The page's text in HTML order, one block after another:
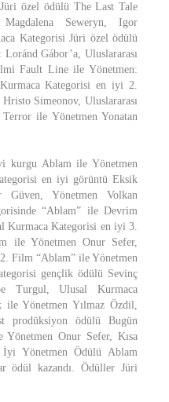
özel ödülü The Last Tale
Seweryn, Igor
Kategorisi Jüri özel ödülü
Gábor’a, Uluslararası
Fault Line ile Yönetmen:
Kategorisi en iyi 2.
Simeonov, Uluslararası
ile Yönetmen Yonatan
kurgu Ablam ile Yönetmen
en iyi görüntü Eksik
Güven, Yönetmen Volkan
“Ablam” ile Devrim
Kurmaca Kategorisi en iyi 3.
ile Yönetmen Onur Sefer,
Film “Ablam” ile Yönetmen
gençlik ödülü Sevinç
Turgul, Ulusal Kurmaca
Yönetmen Yılmaz Özdil,
prodüksiyon ödülü Bugün
Onur Sefer, Kısa
Yönetmen Ödülü Ablam
ödül kazandı. Ödüller Jüri